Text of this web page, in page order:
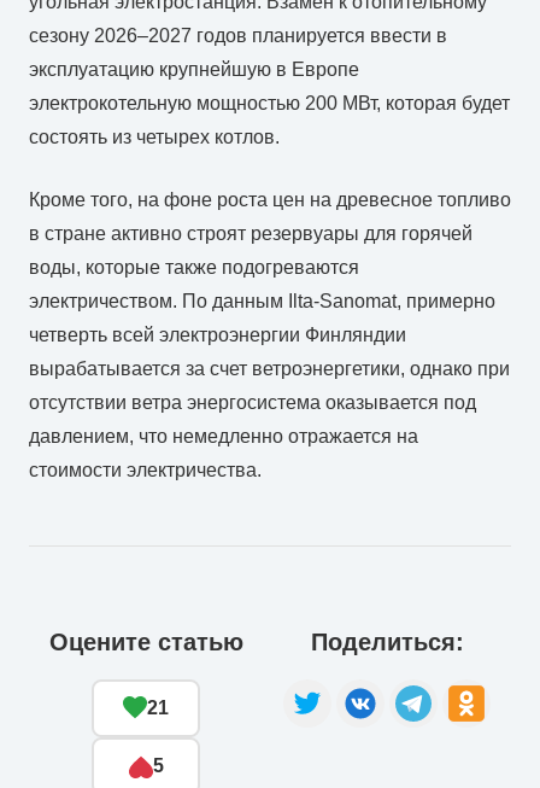
сезону 2026–2027 годов планируется ввести в
эксплуатацию крупнейшую в Европе
электрокотельную мощностью 200 МВт, которая будет
состоять из четырех котлов.
Кроме того, на фоне роста цен на древесное топливо
в стране активно строят резервуары для горячей
воды, которые также подогреваются
электричеством. По данным Ilta-Sanomat, примерно
четверть всей электроэнергии Финляндии
вырабатывается за счет ветроэнергетики, однако при
отсутствии ветра энергосистема оказывается под
давлением, что немедленно отражается на
стоимости электричества.
Оцените статью
21
5
Поделиться: